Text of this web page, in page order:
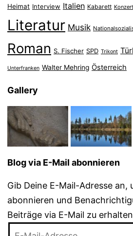
Heimat Interview Italien Kabarett Konzert
Literatur Musik
Roman S. Fischer SPD Trikont
Unterfranken Walter Mehring Österreich
Gallery
Blog via E-Mail abonnieren
Gib Deine E-Mail-Adresse an,
abonnieren und
Beiträge via E-Mail zu